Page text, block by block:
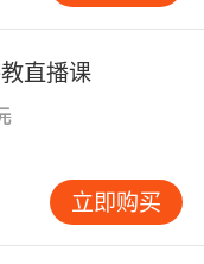
了学习效率。
虚拟场景与现实
能"漫步纽约街
实验室的测试显
率提升55%。然
学员曾因网络延
直播课
立即购买